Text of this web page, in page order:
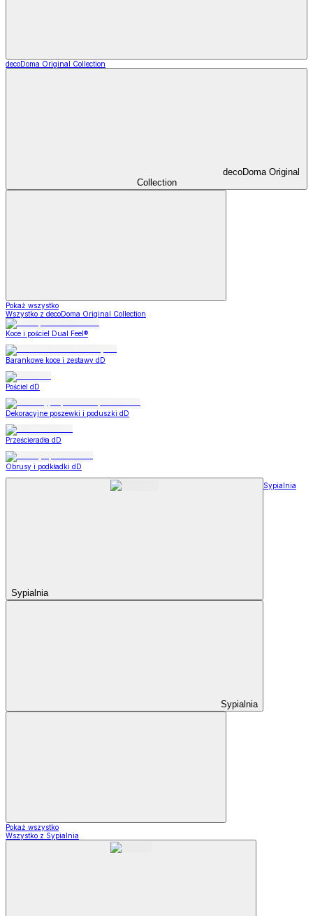
decoDoma Original Collection
decoDoma Original
Collection
Pokaż wszystko
Wszystko z decoDoma Original Collection
Koce i pościel Dual Feel®
Barankowe koce i zestawy dD
Pościel dD
Dekoracyjne poszewki i poduszki dD
Prześcieradła dD
Obrusy i podkładki dD
Sypialnia
Sypialnia
Sypialnia
Pokaż wszystko
Wszystko z Sypialnia